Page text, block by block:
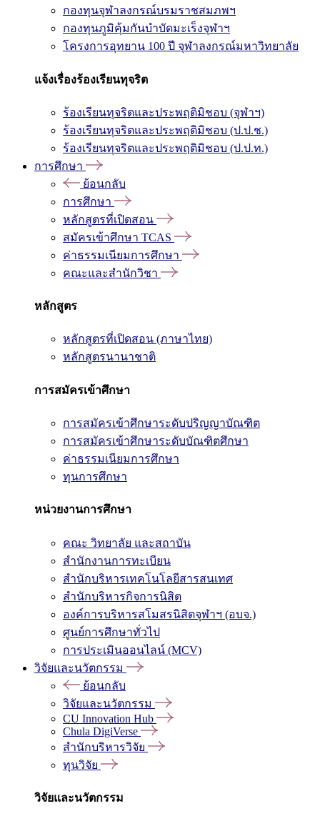
กองทุนจุฬาลงกรณ์บรมราชสมภพฯ
กองทุนภูมิคุ้มกันบำบัดมะเร็งจุฬาฯ
โครงการอุทยาน 100 ปี จุฬาลงกรณ์มหาวิทยาลัย
แจ้งเรื่องร้องเรียนทุจริต
ร้องเรียนทุจริตและประพฤติมิชอบ (จุฬาฯ)
ร้องเรียนทุจริตและประพฤติมิชอบ (ป.ป.ช.)
ร้องเรียนทุจริตและประพฤติมิชอบ (ป.ป.ท.)
การศึกษา
ย้อนกลับ
การศึกษา
หลักสูตรที่เปิดสอน
สมัครเข้าศึกษา TCAS
ค่าธรรมเนียมการศึกษา
คณะและสำนักวิชา
หลักสูตร
หลักสูตรที่เปิดสอน (ภาษาไทย)
หลักสูตรนานาชาติ
การสมัครเข้าศึกษา
การสมัครเข้าศึกษาระดับปริญญาบัณฑิต
การสมัครเข้าศึกษาระดับบัณฑิตศึกษา
ค่าธรรมเนียมการศึกษา
ทุนการศึกษา
หน่วยงานการศึกษา
คณะ วิทยาลัย และสถาบัน
สำนักงานการทะเบียน
สำนักบริหารเทคโนโลยีสารสนเทศ
สำนักบริหารกิจการนิสิต
องค์การบริหารสโมสรนิสิตจุฬาฯ (อบจ.)
ศูนย์การศึกษาทั่วไป
การประเมินออนไลน์ (MCV)
วิจัยและนวัตกรรม
ย้อนกลับ
วิจัยและนวัตกรรม
CU Innovation Hub
Chula DigiVerse
สำนักบริหารวิจัย
ทุนวิจัย
วิจัยและนวัตกรรม